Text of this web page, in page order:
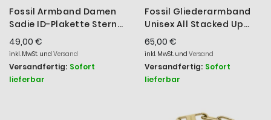
Fossil Armband Damen
Sadie ID-Plakette Stern
Edelstahl JF04929040
49,00 €
inkl. MwSt. und Versand
Versandfertig: Sofort
lieferbar
Fossil Gliederarmband
Unisex All Stacked Up
Edelstahl JF04562040
65,00 €
inkl. MwSt. und Versand
Versandfertig: Sofort
lieferbar